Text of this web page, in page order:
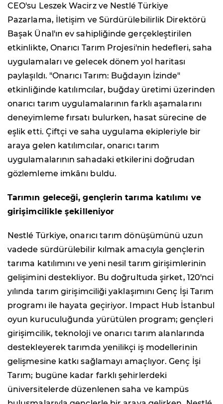
CEO'su Leszek Wacirz ve Nestlé Türkiye
Pazarlama, İletişim ve Sürdürülebilirlik Direktörü
Başak Ünal'ın ev sahipliğinde gerçekleştirilen
etkinlikte, Onarıcı Tarım Projesi'nin hedefleri, saha
uygulamaları ve gelecek dönem yol haritası
paylaşıldı. "Onarıcı Tarım: Buğdayın İzinde"
etkinliğinde katılımcılar, buğday üretimi üzerinden
onarıcı tarım uygulamalarının farklı aşamalarını
deneyimleme fırsatı bulurken, hasat sürecine de
eşlik etti. Çiftçi ve saha uygulama ekipleriyle bir
araya gelen katılımcılar, onarıcı tarım
uygulamalarının sahadaki etkilerini doğrudan
gözlemleme imkânı buldu.
Tarımın geleceği, gençlerin tarıma katılımı ve
girişimcilikle şekilleniyor
Nestlé Türkiye, onarıcı tarım dönüşümünü uzun
vadede sürdürülebilir kılmak amacıyla gençlerin
tarıma katılımını ve yeni nesil tarım girişimlerinin
gelişimini destekliyor. Bu doğrultuda şirket, 120'nci
yılında tarım girişimciliği yaklaşımını Genç İşi Tarım
programı ile hayata geçiriyor. Impact Hub İstanbul
oyun kuruculuğunda yürütülen program; gençleri
girişimcilik, teknoloji ve onarıcı tarım alanlarında
destekleyerek tarımda yenilikçi iş modellerinin
gelişmesine katkı sağlamayı amaçlıyor. Genç İşi
Tarım; bugüne kadar farklı şehirlerdeki
üniversitelerde düzenlenen saha ve kampüs